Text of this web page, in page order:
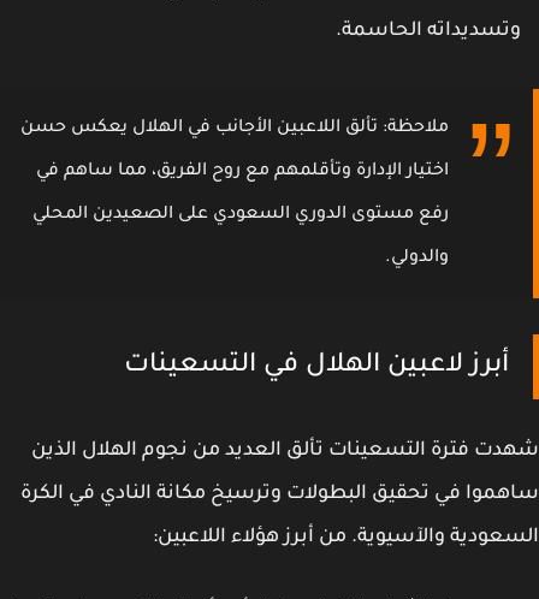
الحاسمة.
ملاحظة: تألق اللاعبين الأجانب في الهلال يعكس حسن
اختيار الإدارة وتأقلمهم مع روح الفريق، مما ساهم في
رفع مستوى الدوري السعودي على الصعيدين المحلي
والدولي.
أبرز لاعبين الهلال في التسعينات
فترة التسعينات تألق العديد من نجوم الهلال الذين
في تحقيق البطولات وترسيخ مكانة النادي في الكرة
والآسيوية. من أبرز هؤلاء اللاعبين: